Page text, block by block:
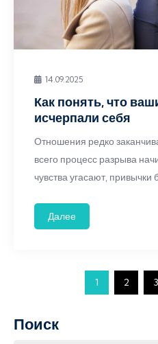
14.09.2025
Как понять, что
исчерпали себя
Отношения редко
всего процесс разрыва
чувства угасают, привычки
Далее
Пагинация
записей
1 2 3
Поиск